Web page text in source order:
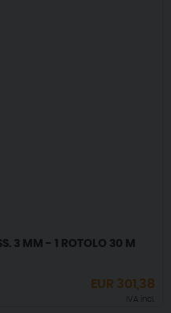
3 MM - 1 ROTOLO 30 M
EUR 301,38
IVA incl.